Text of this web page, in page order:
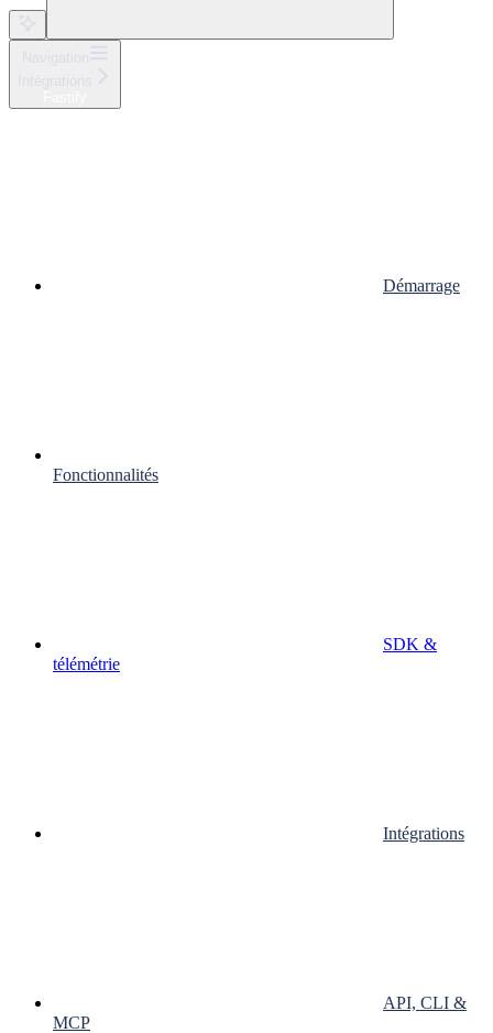
Démarrage
Fonctionnalités
SDK &
télémétrie
Intégrations
API, CLI &
MCP